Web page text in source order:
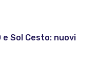
e Sol Cesto: nuovi